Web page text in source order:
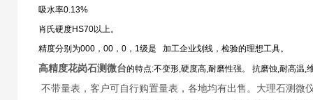
吸水率0.13%
肖氏硬度HS70以上。
精度分别为000，00，0，1级是 加工企业划线，检验的理想工具。
高精度花岗石测微台的特点:不变形,硬度高,耐磨性强。 抗磨蚀,耐高温
不带量表，客户可自行购置量表，各地均有出售。大理石测